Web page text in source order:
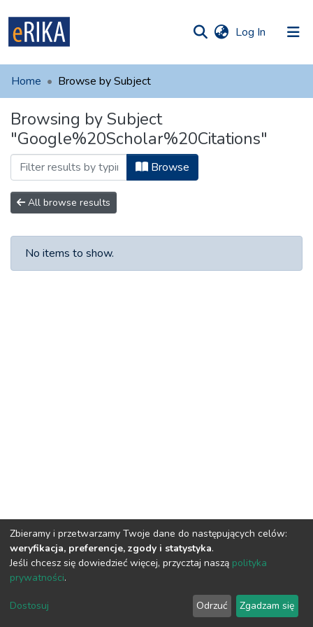
Log In (current)
UAFM
For authors
Help
Contact
Home Browse by Subject
Browsing by Subject
"Google%20Scholar%20Citations"
Browse
All browse results
No items to show.
DSpace software copyright © 2002-2026LYRASIS
Privacy policy Regulations
Zbieramy i przetwarzamy Twoje dane do następujących celów:
weryfikacja, preferencje, zgody i statystyka.
Jeśli chcesz się dowiedzieć więcej, przycztaj naszą polityka
prywatności.
Dostosuj Odrzuć Zgadzam się